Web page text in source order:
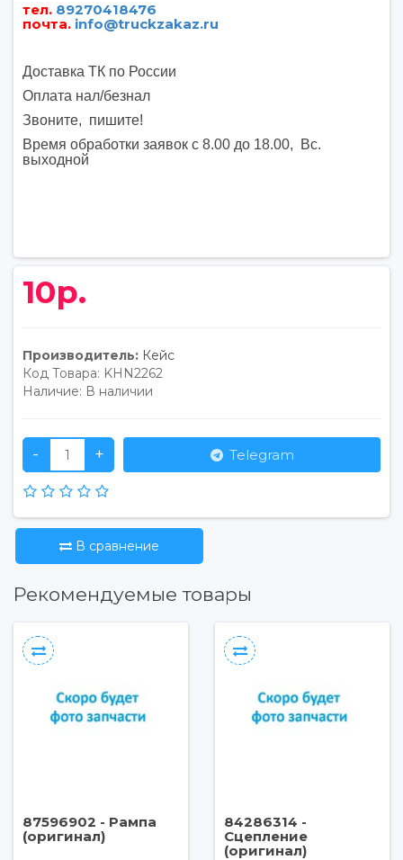
тел. 89270418476
почта. info@truckzakaz.ru
Доставка ТК по России
Оплата нал/безнал
Звоните, пишите!
Время обработки заявок с 8.00 до 18.00, Вс.
выходной
10р.
Производитель: Кейс
Код Товара: KHN2262
Наличие: В наличии
- + Telegram
В сравнение
Рекомендуемые товары
87596902 - Рампа
(оригинал)
84286314 -
Сцепление
(оригинал)